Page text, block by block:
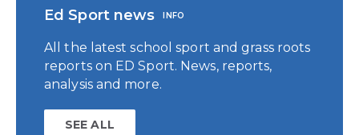
Ed Sport news INFO
All the latest school sport and grass roots
reports on ED Sport. News, reports,
analysis and more.
SEE ALL